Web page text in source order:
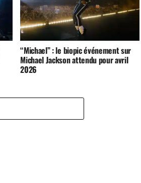
“Michael” : le biopic événement sur
Michael Jackson attendu pour avril
2026